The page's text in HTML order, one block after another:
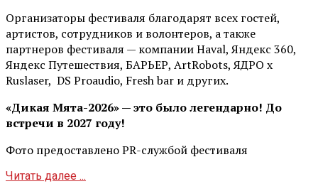
Организаторы фестиваля благодарят всех гостей,
артистов, сотрудников и волонтеров, а также
партнеров фестиваля — компании Haval, Яндекс 360,
Яндекс Путешествия, БАРЬЕР, ArtRobots, ЯДРО х
Ruslaser, DS Proaudio, Fresh bar и других.
«Дикая Мята-2026» — это было легендарно! До
встречи в 2027 году!
Фото предоставлено PR-службой фестиваля
Читать далее ...